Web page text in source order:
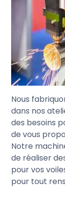
Nous
dans nos
des besoins
de vous
Notre
de réaliser
pour vos
pour tout